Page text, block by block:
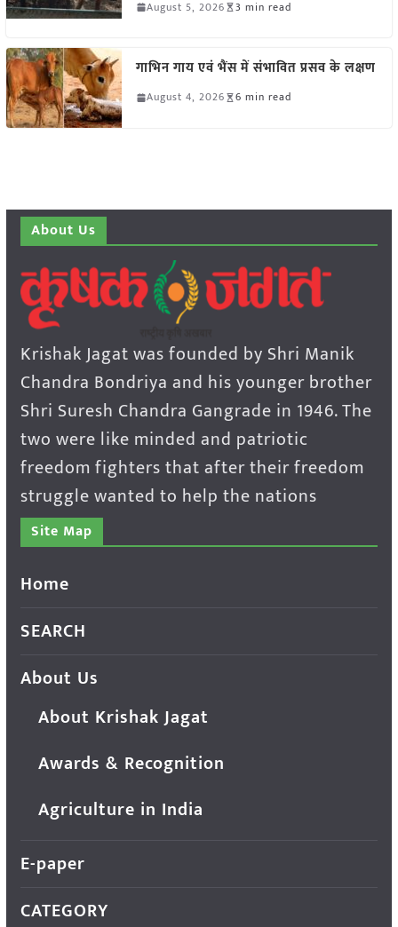
August 5, 2026 3 min read
गाभिन गाय एवं भैंस में संभावित प्रसव के लक्षण
August 4, 2026 6 min read
About Us
Krishak Jagat was founded by Shri Manik
Chandra Bondriya and his younger brother
Shri Suresh Chandra Gangrade in 1946. The
two were like minded and patriotic
freedom fighters that after their freedom
struggle wanted to help the nations
Site Map
Home
SEARCH
About Us
About Krishak Jagat
Awards & Recognition
Agriculture in India
E-paper
CATEGORY